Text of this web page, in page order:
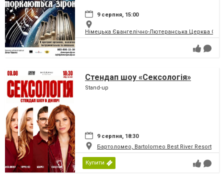
9 серпня, 15:00
Німецька Євангелічно-Лютеранська Церква
Стендап шоу «Сексологія»
Stand-up
9 серпня, 18:30
Бартоломео, Bartolomeo Best River Resort
Купити